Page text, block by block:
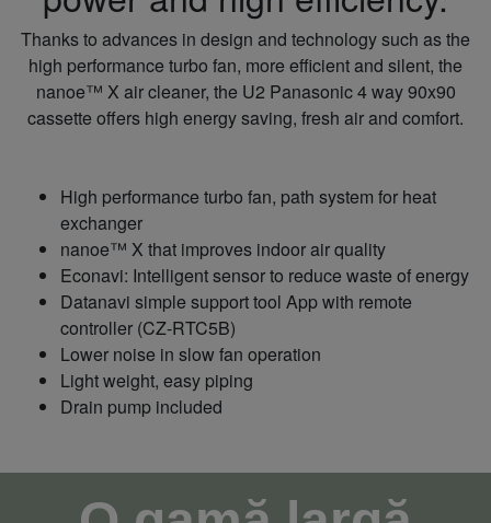
Thanks to advances in design and technology such as the
high performance turbo fan, more efficient and silent, the
nanoe™ X air cleaner, the U2 Panasonic 4 way 90x90
cassette offers high energy saving, fresh air and comfort.
High performance turbo fan, path system for heat
exchanger
nanoe™ X that improves indoor air quality
Econavi: Intelligent sensor to reduce waste of energy
Datanavi simple support tool App with remote
controller (CZ-RTC5B)
Lower noise in slow fan operation
Light weight, easy piping
Drain pump included